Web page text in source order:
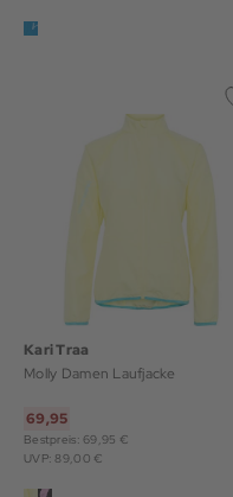
Kari Traa
Molly Damen Laufjacke
69,95
Bestpreis: 69,95 €
UVP: 89,00 €